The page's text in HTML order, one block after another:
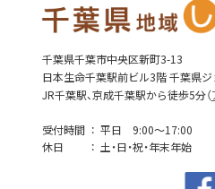
千葉県千葉市中央区新町3-13
日本生命千葉駅前ビル3階 千葉県
JR千葉駅、京成千葉駅から徒歩5分（
受付時間
平日 9:00～17:00
休日
土・日・祝・年末年始